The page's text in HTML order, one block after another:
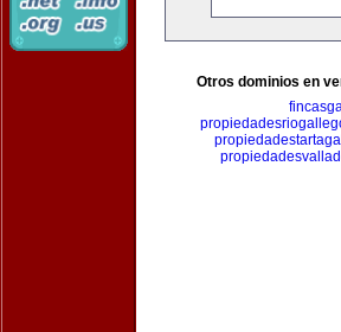
Otros dominios en